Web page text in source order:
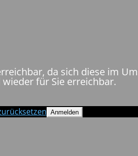
da sich diese im
für Sie erreichbar.